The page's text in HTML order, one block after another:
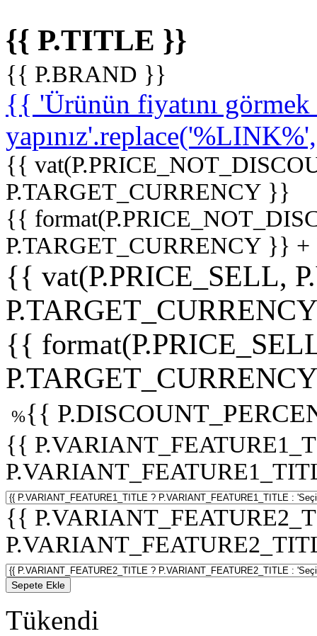
{{ P.TITLE }}
{{ P.BRAND }}
{{ 'Ürünün fiyatını
{{
P.TARGET_CURRENCY }}
{{
P.TARGET_CURRENCY }}
{{ vat(P.PRICE_SELL,
{{
%{{
{{
{{
Sepete Ekle
Tükendi